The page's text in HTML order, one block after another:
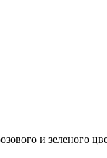
и зеленого